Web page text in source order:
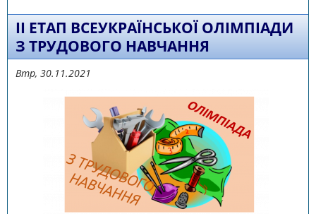
ІІ ЕТАП ВСЕУКРАЇНСЬКОЇ ОЛІМПІАДИ
З ТРУДОВОГО НАВЧАННЯ
Втр, 30.11.2021